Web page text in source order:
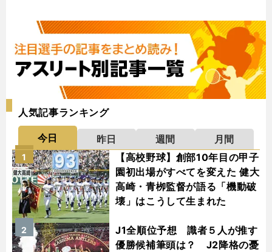
人気記事ランキング
今日 昨日 週間
月間
【高校野球】創部10年目の甲子
園初出場がすべてを変えた 健大
高崎・青栁監督が語る「機動破
壊」はこうして生まれた
1
J1全順位予想 識者５人が推す
優勝候補筆頭は？ J2降格の憂
2